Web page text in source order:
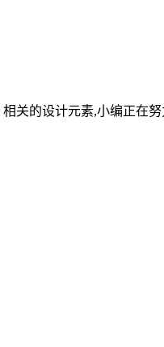
相关的设计元素,小编正在